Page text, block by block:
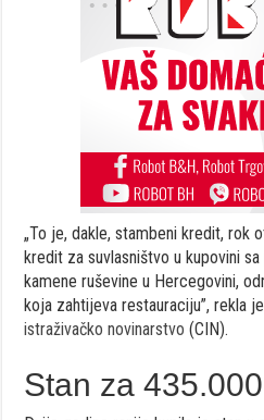
„To je, dakle, stambeni kredit, rok
kredit za suvlasništvo u kupovini
kamene ruševine u Hercegovini,
koja zahtijeva restauraciju”, rekla
istraživačko novinarstvo (CIN).
Stan za